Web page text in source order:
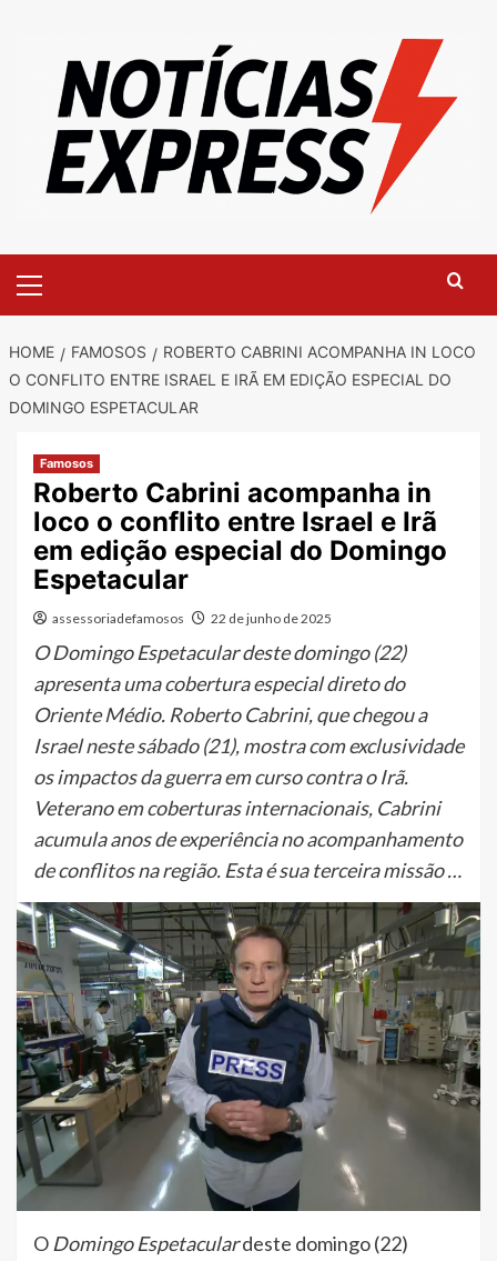
Menu
HOME FAMOSOS
ROBERTO CABRINI ACOMPANHA IN LOCO
O CONFLITO ENTRE ISRAEL E IRÃ EM EDIÇÃO ESPECIAL DO
DOMINGO ESPETACULAR
Famosos
Roberto Cabrini acompanha in
loco o conflito entre Israel e Irã
em edição especial do Domingo
Espetacular
assessoriadefamosos 22 de junho de 2025
O Domingo Espetacular deste domingo (22)
apresenta uma cobertura especial direto do
Oriente Médio. Roberto Cabrini, que chegou a
Israel neste sábado (21), mostra com exclusividade
os impactos da guerra em curso contra o Irã.
Veterano em coberturas internacionais, Cabrini
acumula anos de experiência no acompanhamento
de conflitos na região. Esta é sua terceira missão …
O Domingo Espetaculardeste domingo (22)